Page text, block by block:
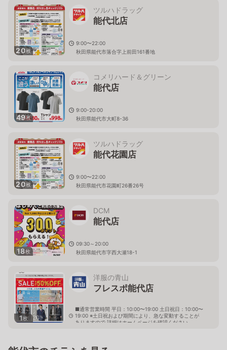
20枚
ツルハドラッグ
能代北店
9:00〜22:00
秋田県能代市落合字上前田161番地
49枚
コメリハード＆グリーン
能代店
9:00-20:00
秋田県能代市大町8-36
20枚
ツルハドラッグ
能代花園店
9:00〜22:00
秋田県能代市花園町26番26号
18枚
DCM
能代店
09:30～20:00
秋田県能代市字西大瀬18-1
1枚
洋服の青山
フレスポ能代店
■通常営業時間 平日：10:00〜19:00 土日祝日：10:00〜
19:00 ※土日祝および期間により、急な変動することが
ありますので 詳細はホームページを確認ください